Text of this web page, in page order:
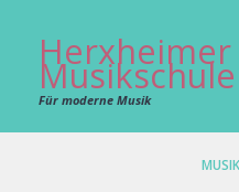
Herxheimer
Musikschule
Für moderne Musik